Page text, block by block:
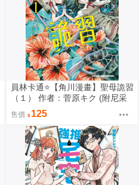
員林卡通⭐️【角川漫畫】聖母詭習
（１） 作者：菅原キク (附尼采
售價 125